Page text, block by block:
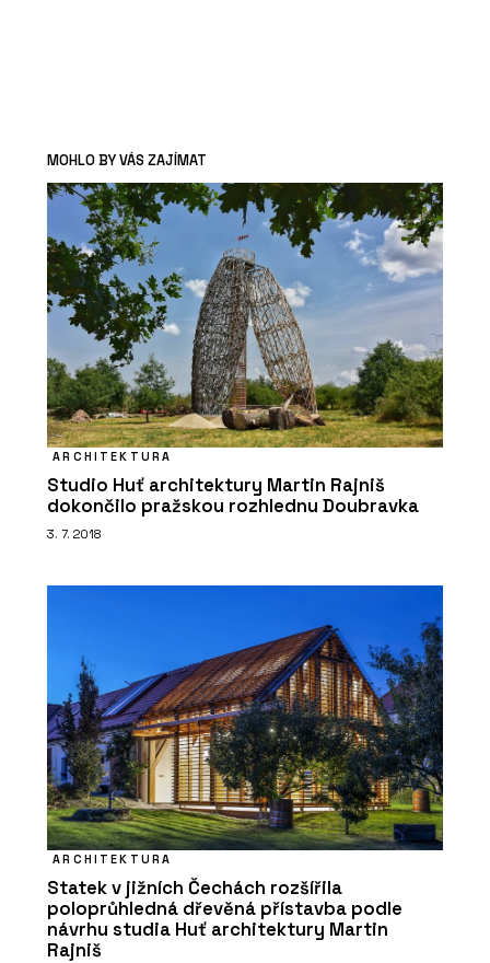
MOHLO BY VÁS ZAJÍMAT
ARCHITEKTURA
Studio Huť architektury Martin Rajniš
dokončilo pražskou rozhlednu Doubravka
3. 7. 2018
ARCHITEKTURA
Statek v jižních Čechách rozšířila
poloprůhledná dřevěná přístavba podle
návrhu studia Huť architektury Martin
Rajniš